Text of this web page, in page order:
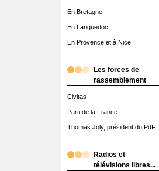
En Bretagne
En Languedoc
En Provence et à Nice
Les forces de
rassemblement
Civitas
Parti de la France
Thomas Joly, président du PdF
Radios et
télévisions libres...